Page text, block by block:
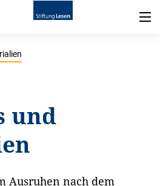
und
Ausruhen nach dem